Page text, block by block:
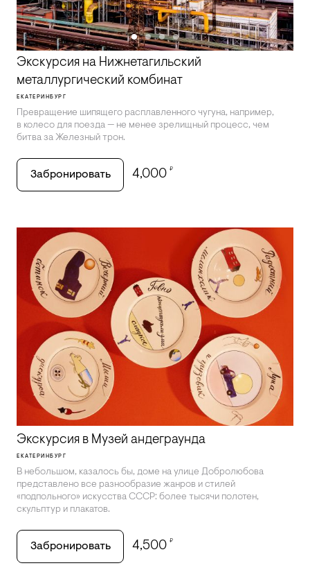
Экскурсия на Нижнетагильский
металлургический комбинат
ЕКАТЕРИНБУРГ
Превращение шипящего расплавленного чугуна, например,
в колесо для поезда — не менее зрелищный процесс, чем
битва за Железный трон.
Забронировать 4,000 ₽
Экскурсия в Музей андеграунда
ЕКАТЕРИНБУРГ
В небольшом, казалось бы, доме на улице Добролюбова
представлено все разнообразие жанров и стилей
«подпольного» искусства СССР: более тысячи полотен,
скульптур и плакатов.
Забронировать 4,500 ₽